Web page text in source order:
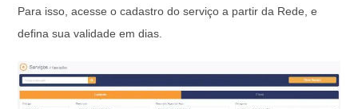
Para isso, acesse o cadastro do serviço a partir da Rede, e
defina sua validade em dias.